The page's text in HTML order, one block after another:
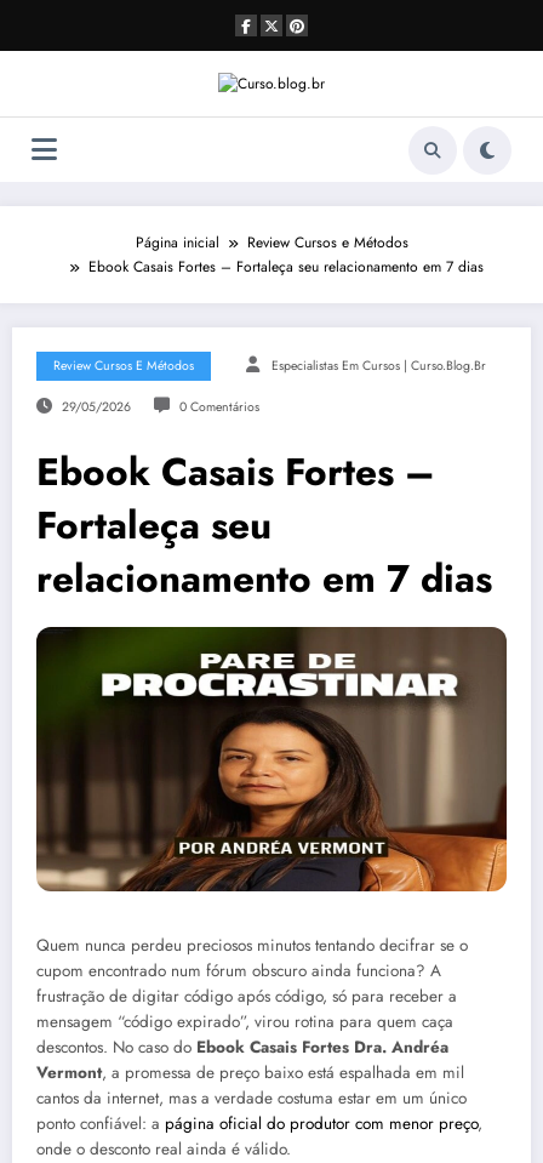
o
Página inicial
Review Cursos e Métodos
Ebook Casais Fortes – Fortaleça seu relacionamento em 7 dias
Review Cursos E Métodos Especialistas Em Cursos | Curso.blog.br
29/05/2026 0 Comentários
Ebook Casais Fortes –
Fortaleça seu
relacionamento em 7 dias
Quem nunca perdeu preciosos minutos tentando decifrar se o
cupom encontrado num fórum obscuro ainda funciona? A
frustração de digitar código após código, só para receber a
mensagem “código expirado”, virou rotina para quem caça
descontos. No caso do Ebook Casais Fortes Dra. Andréa
Vermont, a promessa de preço baixo está espalhada em mil
cantos da internet, mas a verdade costuma estar em um único
ponto confiável: a página oficial do produtor com menor preço,
onde o desconto real ainda é válido.